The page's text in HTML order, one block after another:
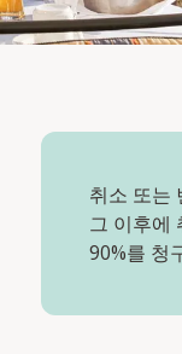
취소 또는
그 이후에
90%를 청